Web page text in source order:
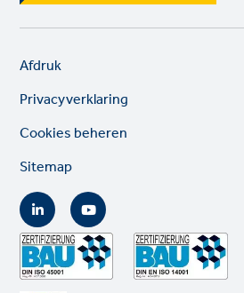
Legal
Afdruk
Privacyverklaring
Cookies beheren
Sitemap